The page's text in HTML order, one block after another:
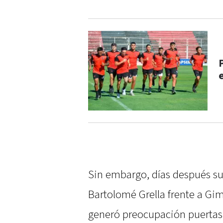
Sin embargo, días después
Bartolomé Grella frente a
generó preocupación